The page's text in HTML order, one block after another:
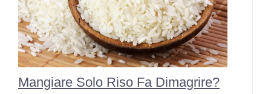
Mangiare Solo Riso Fa Dimagrire?